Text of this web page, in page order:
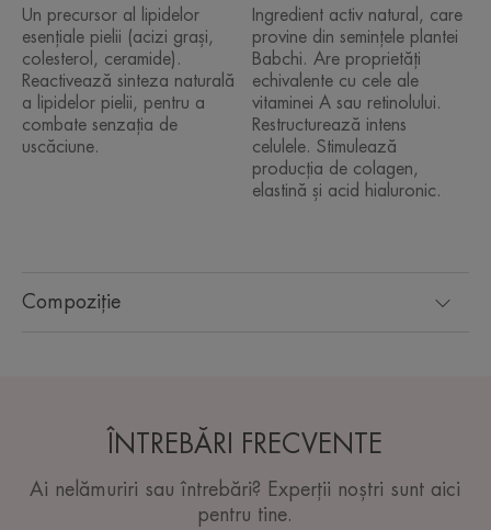
Compoziție
Un precursor al lipidelor
esențiale pielii (acizi grași,
colesterol, ceramide).
Reactivează sinteza naturală
a lipidelor pielii, pentru a
combate senzația de
uscăciune.
Ingredient activ natural, care
provine din semințele plantei
Babchi. Are proprietăți
echivalente cu cele ale
vitaminei A sau retinolului.
Restructurează intens
celulele. Stimulează
producția de colagen,
elastină și acid hialuronic.
ÎNTREBĂRI FRECVENTE
Ai nelămuriri sau întrebări? Experții noștri sunt aici
pentru tine.